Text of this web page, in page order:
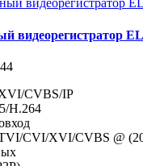
видеорегистратор
CVBS/IP
H.264
CVI/XVI/CVBS @